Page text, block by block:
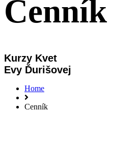
Cenník
Kurzy Kvet
Evy Ďurišovej
Home
Cenník